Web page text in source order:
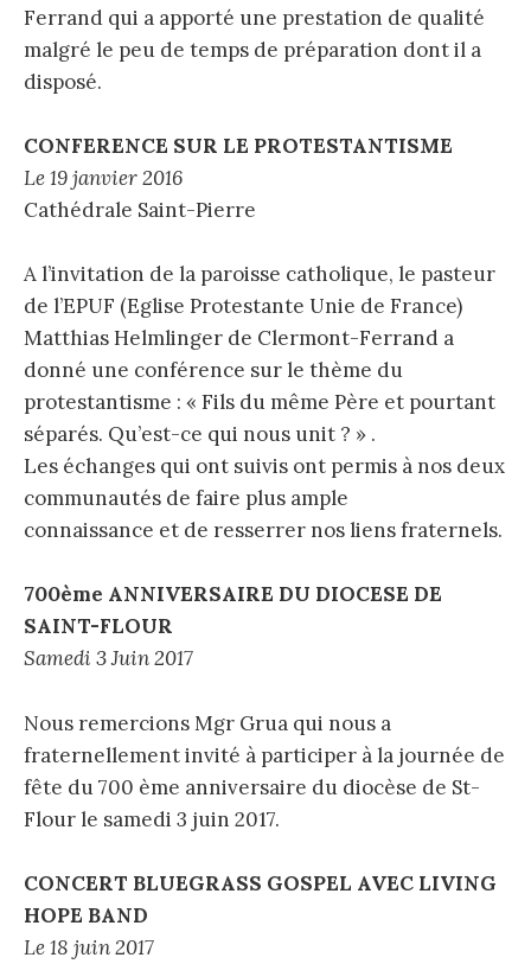
Ferrand qui a apporté une prestation de qualité
malgré le peu de temps de préparation dont il a
disposé.
CONFERENCE SUR LE PROTESTANTISME
Le 19 janvier 2016
Cathédrale Saint-Pierre
A l’invitation de la paroisse catholique, le pasteur
de l’EPUF (Eglise Protestante Unie de France)
Matthias Helmlinger de Clermont-Ferrand a
donné une conférence sur le thème du
protestantisme : « Fils du même Père et pourtant
séparés. Qu’est-ce qui nous unit ? » .
Les échanges qui ont suivis ont permis à nos deux
communautés de faire plus ample
connaissance et de resserrer nos liens fraternels.
700ème ANNIVERSAIRE DU DIOCESE DE
SAINT-FLOUR
Samedi 3 Juin 2017
Nous remercions Mgr Grua qui nous a
fraternellement invité à participer à la journée de
fête du 700 ème anniversaire du diocèse de St-
Flour le samedi 3 juin 2017.
CONCERT BLUEGRASS GOSPEL AVEC LIVING
HOPE BAND
Le 18 juin 2017